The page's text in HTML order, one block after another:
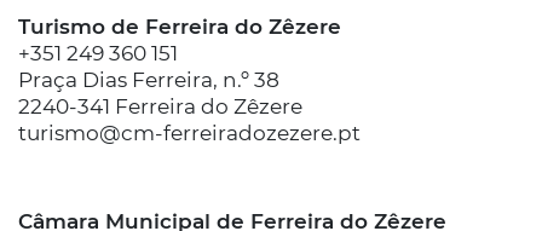
Turismo de Ferreira do Zêzere
+351 249 360 151
Praça Dias Ferreira, n.º 38
2240-341 Ferreira do Zêzere
turismo@cm-ferreiradozezere.pt
Câmara Municipal de Ferreira do Zêzere